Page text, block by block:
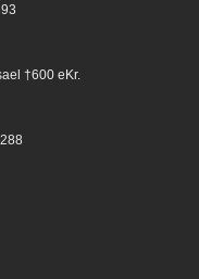
†600 eKr.